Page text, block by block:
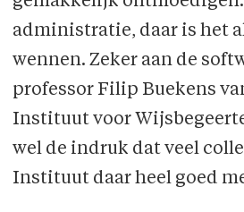
administratie, daar is het
wennen. Zeker aan de
professor Filip Buekens
Instituut voor
wel de indruk dat veel
Instituut daar heel goed